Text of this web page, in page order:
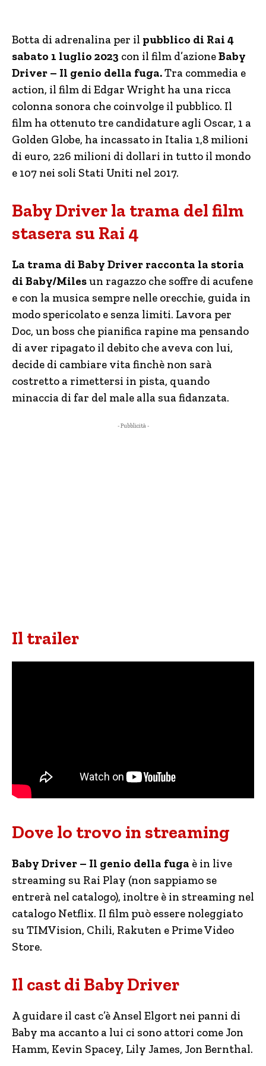
Botta di adrenalina per il pubblico di Rai 4
sabato 1 luglio 2023 con il film d’azioneBaby
Driver – Il genio della fuga.Tra commedia e
action, il film di Edgar Wright ha una ricca
colonna sonora che coinvolge il pubblico. Il
film ha ottenuto tre candidature agli Oscar, 1 a
Golden Globe, ha incassato in Italia 1,8 milioni
di euro, 226 milioni di dollari in tutto il mondo
e 107 nei soli Stati Uniti nel 2017.
Baby Driver la trama del film
stasera su Rai 4
La trama di Baby Driver racconta la storia
di Baby/Milesun ragazzo che soffre di acufene
e con la musica sempre nelle orecchie, guida in
modo spericolato e senza limiti. Lavora per
Doc, un boss che pianifica rapine ma pensando
di aver ripagato il debito che aveva con lui,
decide di cambiare vita finchè non sarà
costretto a rimettersi in pista, quando
minaccia di far del male alla sua fidanzata.
- Pubblicità -
Il trailer
Dove lo trovo in streaming
Baby Driver – Il genio della fuga è in live
streaming su Rai Play (non sappiamo se
entrerà nel catalogo), inoltre è in streaming nel
catalogo Netflix. Il film può essere noleggiato
su TIMVision, Chili, Rakuten e Prime Video
Store.
Il cast di Baby Driver
A guidare il cast c’è Ansel Elgort nei panni di
Baby ma accanto a lui ci sono attori come Jon
Hamm, Kevin Spacey, Lily James, Jon Bernthal.